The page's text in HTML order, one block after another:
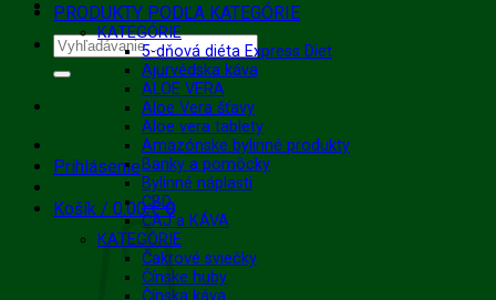
Hľadať:
Prihlásenie
Košík / 0.00€ 0
PRODUKTY PODĽA KATEGÓRIE
KATEGÓRIE
5-dňová diéta Express Diet
Ajurvédska káva
ALOE VERA
Aloe Vera šťavy
Aloe vera tablety
Amazónske bylinné produkty
Banky a pomôcky
Bylinné náplasti
CBD
ČAJ a KÁVA
KATEGÓRIE
Čakrové sviečky
Čínske huby
Čínska káva